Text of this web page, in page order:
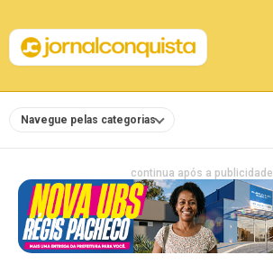
Navegue pelas categorias
continua após a publicidade